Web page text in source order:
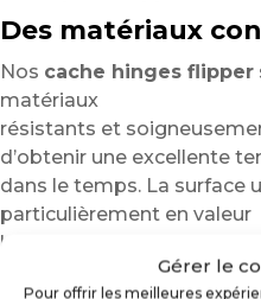
Gérer le
Pour offrir les meilleures
Des matériaux
Nos cache hinges flipper
matériaux
résistants et
d’obtenir une excellente
dans le temps. La surface
particulièrement en valeur
les couleurs et les détails
L’impression haute